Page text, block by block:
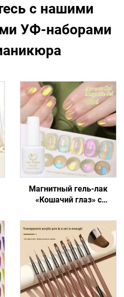
с нашими
УФ-наборами
Магнитный гель-лак
«Кошачий глаз» с
блеском